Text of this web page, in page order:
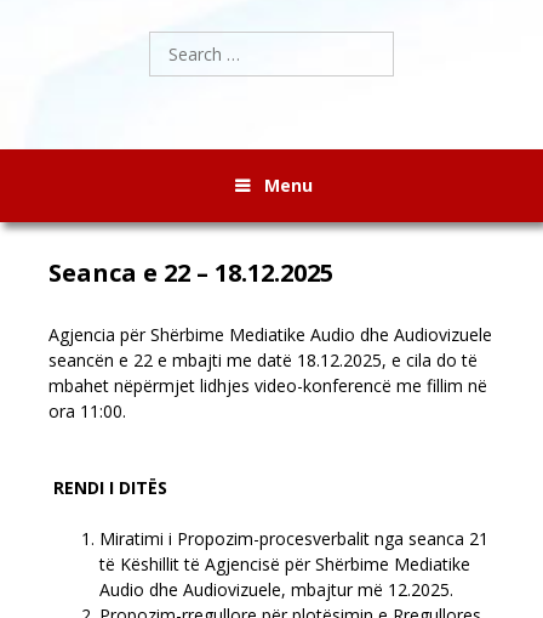
Search
for:
Menu
Seanca e 22 – 18.12.2025
Agjencia për Shërbime Mediatike Audio dhe Audiovizuele
seancën e 22 e mbajti me datë 18.12.2025, e cila do të
mbahet nëpërmjet lidhjes video-konferencë me fillim në
ora 11:00.
RENDI I DITËS
Miratimi i Propozim-procesverbalit nga seanca 21
të Këshillit të Agjencisë për Shërbime Mediatike
Audio dhe Audiovizuele, mbajtur më 12.2025.